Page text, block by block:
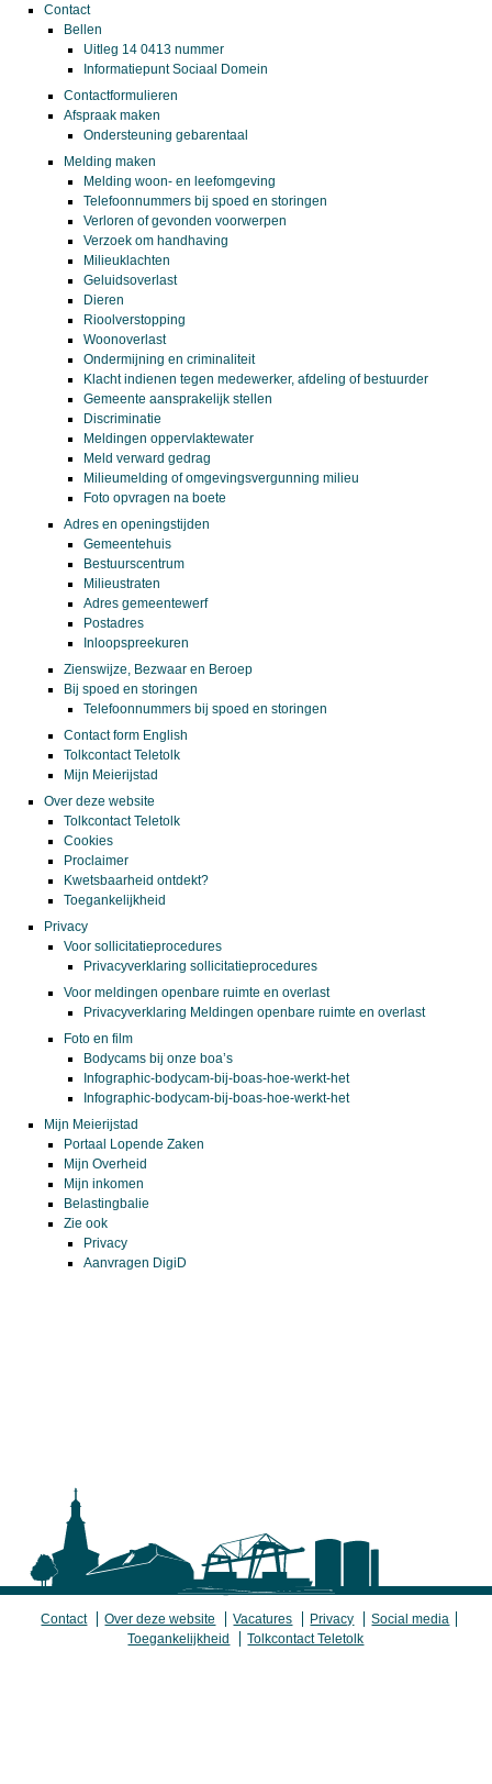
Contact
Bellen
Uitleg 14 0413 nummer
Informatiepunt Sociaal Domein
Contactformulieren
Afspraak maken
Ondersteuning gebarentaal
Melding maken
Melding woon- en leefomgeving
Telefoonnummers bij spoed en storingen
Verloren of gevonden voorwerpen
Verzoek om handhaving
Milieuklachten
Geluidsoverlast
Dieren
Rioolverstopping
Woonoverlast
Ondermijning en criminaliteit
Klacht indienen tegen medewerker, afdeling of bestuurder
Gemeente aansprakelijk stellen
Discriminatie
Meldingen oppervlaktewater
Meld verward gedrag
Milieumelding of omgevingsvergunning milieu
Foto opvragen na boete
Adres en openingstijden
Gemeentehuis
Bestuurscentrum
Milieustraten
Adres gemeentewerf
Postadres
Inloopspreekuren
Zienswijze, Bezwaar en Beroep
Bij spoed en storingen
Telefoonnummers bij spoed en storingen
Contact form English
Tolkcontact Teletolk
Mijn Meierijstad
Over deze website
Tolkcontact Teletolk
Cookies
Proclaimer
Kwetsbaarheid ontdekt?
Toegankelijkheid
Privacy
Voor sollicitatieprocedures
Privacyverklaring sollicitatieprocedures
Voor meldingen openbare ruimte en overlast
Privacyverklaring Meldingen openbare ruimte en overlast
Foto en film
Bodycams bij onze boa’s
Infographic-bodycam-bij-boas-hoe-werkt-het
Infographic-bodycam-bij-boas-hoe-werkt-het
Mijn Meierijstad
Portaal Lopende Zaken
Mijn Overheid
Mijn inkomen
Belastingbalie
Zie ook
Privacy
Aanvragen DigiD
Contact Over deze website Vacatures Privacy
Social media
Toegankelijkheid
Tolkcontact Teletolk